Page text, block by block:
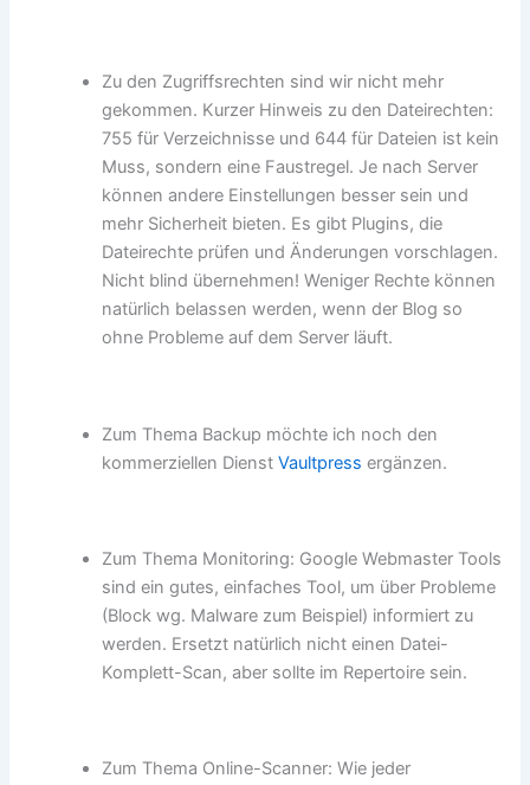
Zu den Zugriffsrechten sind wir nicht mehr
gekommen. Kurzer Hinweis zu den Dateirechten:
755 für Verzeichnisse und 644 für Dateien ist kein
Muss, sondern eine Faustregel. Je nach Server
können andere Einstellungen besser sein und
mehr Sicherheit bieten. Es gibt Plugins, die
Dateirechte prüfen und Änderungen vorschlagen.
Nicht blind übernehmen! Weniger Rechte können
natürlich belassen werden, wenn der Blog so
ohne Probleme auf dem Server läuft.
Zum Thema Backup möchte ich noch den
kommerziellen DienstVaultpress ergänzen.
Zum Thema Monitoring: Google Webmaster Tools
sind ein gutes, einfaches Tool, um über Probleme
(Block wg. Malware zum Beispiel) informiert zu
werden. Ersetzt natürlich nicht einen Datei-
Komplett-Scan, aber sollte im Repertoire sein.
Zum Thema Online-Scanner: Wie jeder